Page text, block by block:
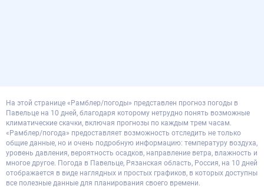
На этой странице «Рамблер/погоды» представлен прогноз погоды в
Павельце на 10 дней, благодаря которому нетрудно понять возможные
климатические скачки, включая прогнозы по каждым трем часам.
«Рамблер/погода» предоставляет возможность отследить не только
общие данные, но и очень подробную информацию: температуру воздуха,
уровень давления, вероятность осадков, направление ветра, влажность и
многое другое. Погода в Павельце, Рязанская область, Россия, на 10 дней
отображается в виде наглядных и простых графиков, в которых доступны
все полезные данные для планирования своего времени.